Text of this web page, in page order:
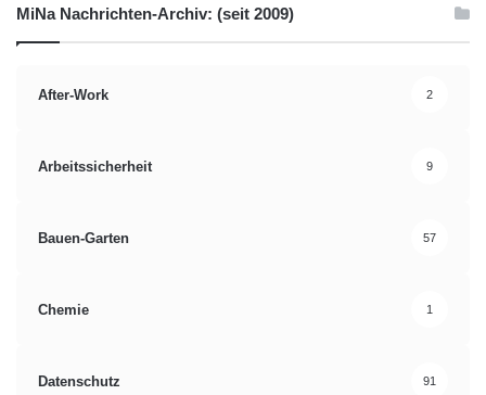
MiNa Nachrichten-Archiv: (seit 2009)
After-Work 2
Arbeitssicherheit 9
Bauen-Garten 57
Chemie 1
Datenschutz 91